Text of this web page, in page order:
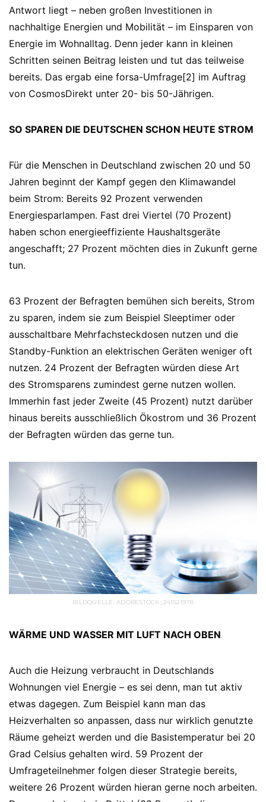
Antwort liegt – neben großen Investitionen in
nachhaltige Energien und Mobilität – im Einsparen von
Energie im Wohnalltag. Denn jeder kann in kleinen
Schritten seinen Beitrag leisten und tut das teilweise
bereits. Das ergab eine forsa-Umfrage[2] im Auftrag
von CosmosDirekt unter 20- bis 50-Jährigen.
SO SPAREN DIE DEUTSCHEN SCHON HEUTE STROM
Für die Menschen in Deutschland zwischen 20 und 50
Jahren beginnt der Kampf gegen den Klimawandel
beim Strom: Bereits 92 Prozent verwenden
Energiesparlampen. Fast drei Viertel (70 Prozent)
haben schon energieeffiziente Haushaltsgeräte
angeschafft; 27 Prozent möchten dies in Zukunft gerne
tun.
63 Prozent der Befragten bemühen sich bereits, Strom
zu sparen, indem sie zum Beispiel Sleeptimer oder
ausschaltbare Mehrfachsteckdosen nutzen und die
Standby-Funktion an elektrischen Geräten weniger oft
nutzen. 24 Prozent der Befragten würden diese Art
des Stromsparens zumindest gerne nutzen wollen.
Immerhin fast jeder Zweite (45 Prozent) nutzt darüber
hinaus bereits ausschließlich Ökostrom und 36 Prozent
der Befragten würden das gerne tun.
BILDQUELLE: ADOBESTOCK_241521978
WÄRME UND WASSER MIT LUFT NACH OBEN
Auch die Heizung verbraucht in Deutschlands
Wohnungen viel Energie – es sei denn, man tut aktiv
etwas dagegen. Zum Beispiel kann man das
Heizverhalten so anpassen, dass nur wirklich genutzte
Räume geheizt werden und die Basistemperatur bei 20
Grad Celsius gehalten wird. 59 Prozent der
Umfrageteilnehmer folgen dieser Strategie bereits,
weitere 26 Prozent würden hieran gerne noch arbeiten.